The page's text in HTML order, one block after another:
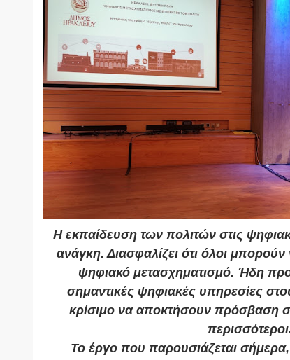
Η εκπαίδευση των πολιτών στις
ανάγκη. Διασφαλίζει ότι όλοι
ψηφιακό μετασχηματισμό. Ήδη
σημαντικές ψηφιακές υπηρεσίες
κρίσιμο να αποκτήσουν πρόσβαση
Το έργο που παρουσιάζεται